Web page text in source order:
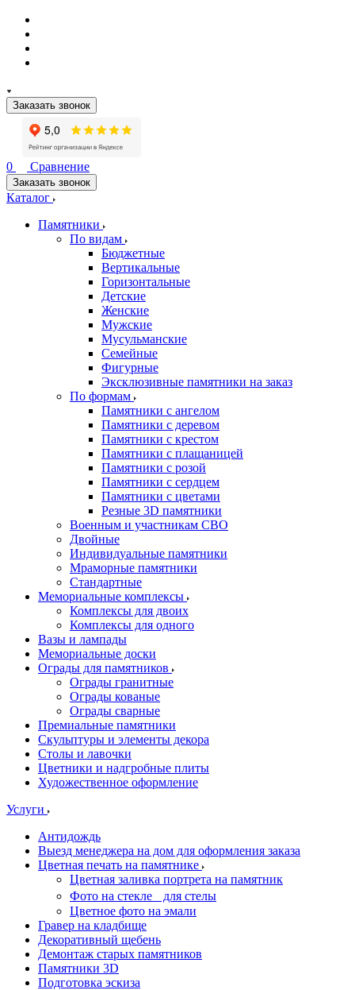
Заказать звонок
0 Сравнение
Заказать звонок
Каталог
Памятники
По видам
Бюджетные
Вертикальные
Горизонтальные
Детские
Женские
Мужские
Мусульманские
Семейные
Фигурные
Эксклюзивные памятники на заказ
По формам
Памятники с ангелом
Памятники с деревом
Памятники с крестом
Памятники с плащаницей
Памятники с розой
Памятники с сердцем
Памятники с цветами
Резные 3D памятники
Военным и участникам СВО
Двойные
Индивидуальные памятники
Мраморные памятники
Стандартные
Мемориальные комплексы
Комплексы для двоих
Комплексы для одного
Вазы и лампады
Мемориальные доски
Ограды для памятников
Ограды гранитные
Ограды кованые
Ограды сварные
Премиальные памятники
Скульптуры и элементы декора
Столы и лавочки
Цветники и надгробные плиты
Художественное оформление
Услуги
Антидождь
Выезд менеджера на дом для оформления заказа
Цветная печать на памятнике
Цветная заливка портрета на памятник
Фото на стекле для стелы
Цветное фото на эмали
Гравер на кладбище
Декоративный щебень
Демонтаж старых памятников
Памятники 3D
Подготовка эскиза